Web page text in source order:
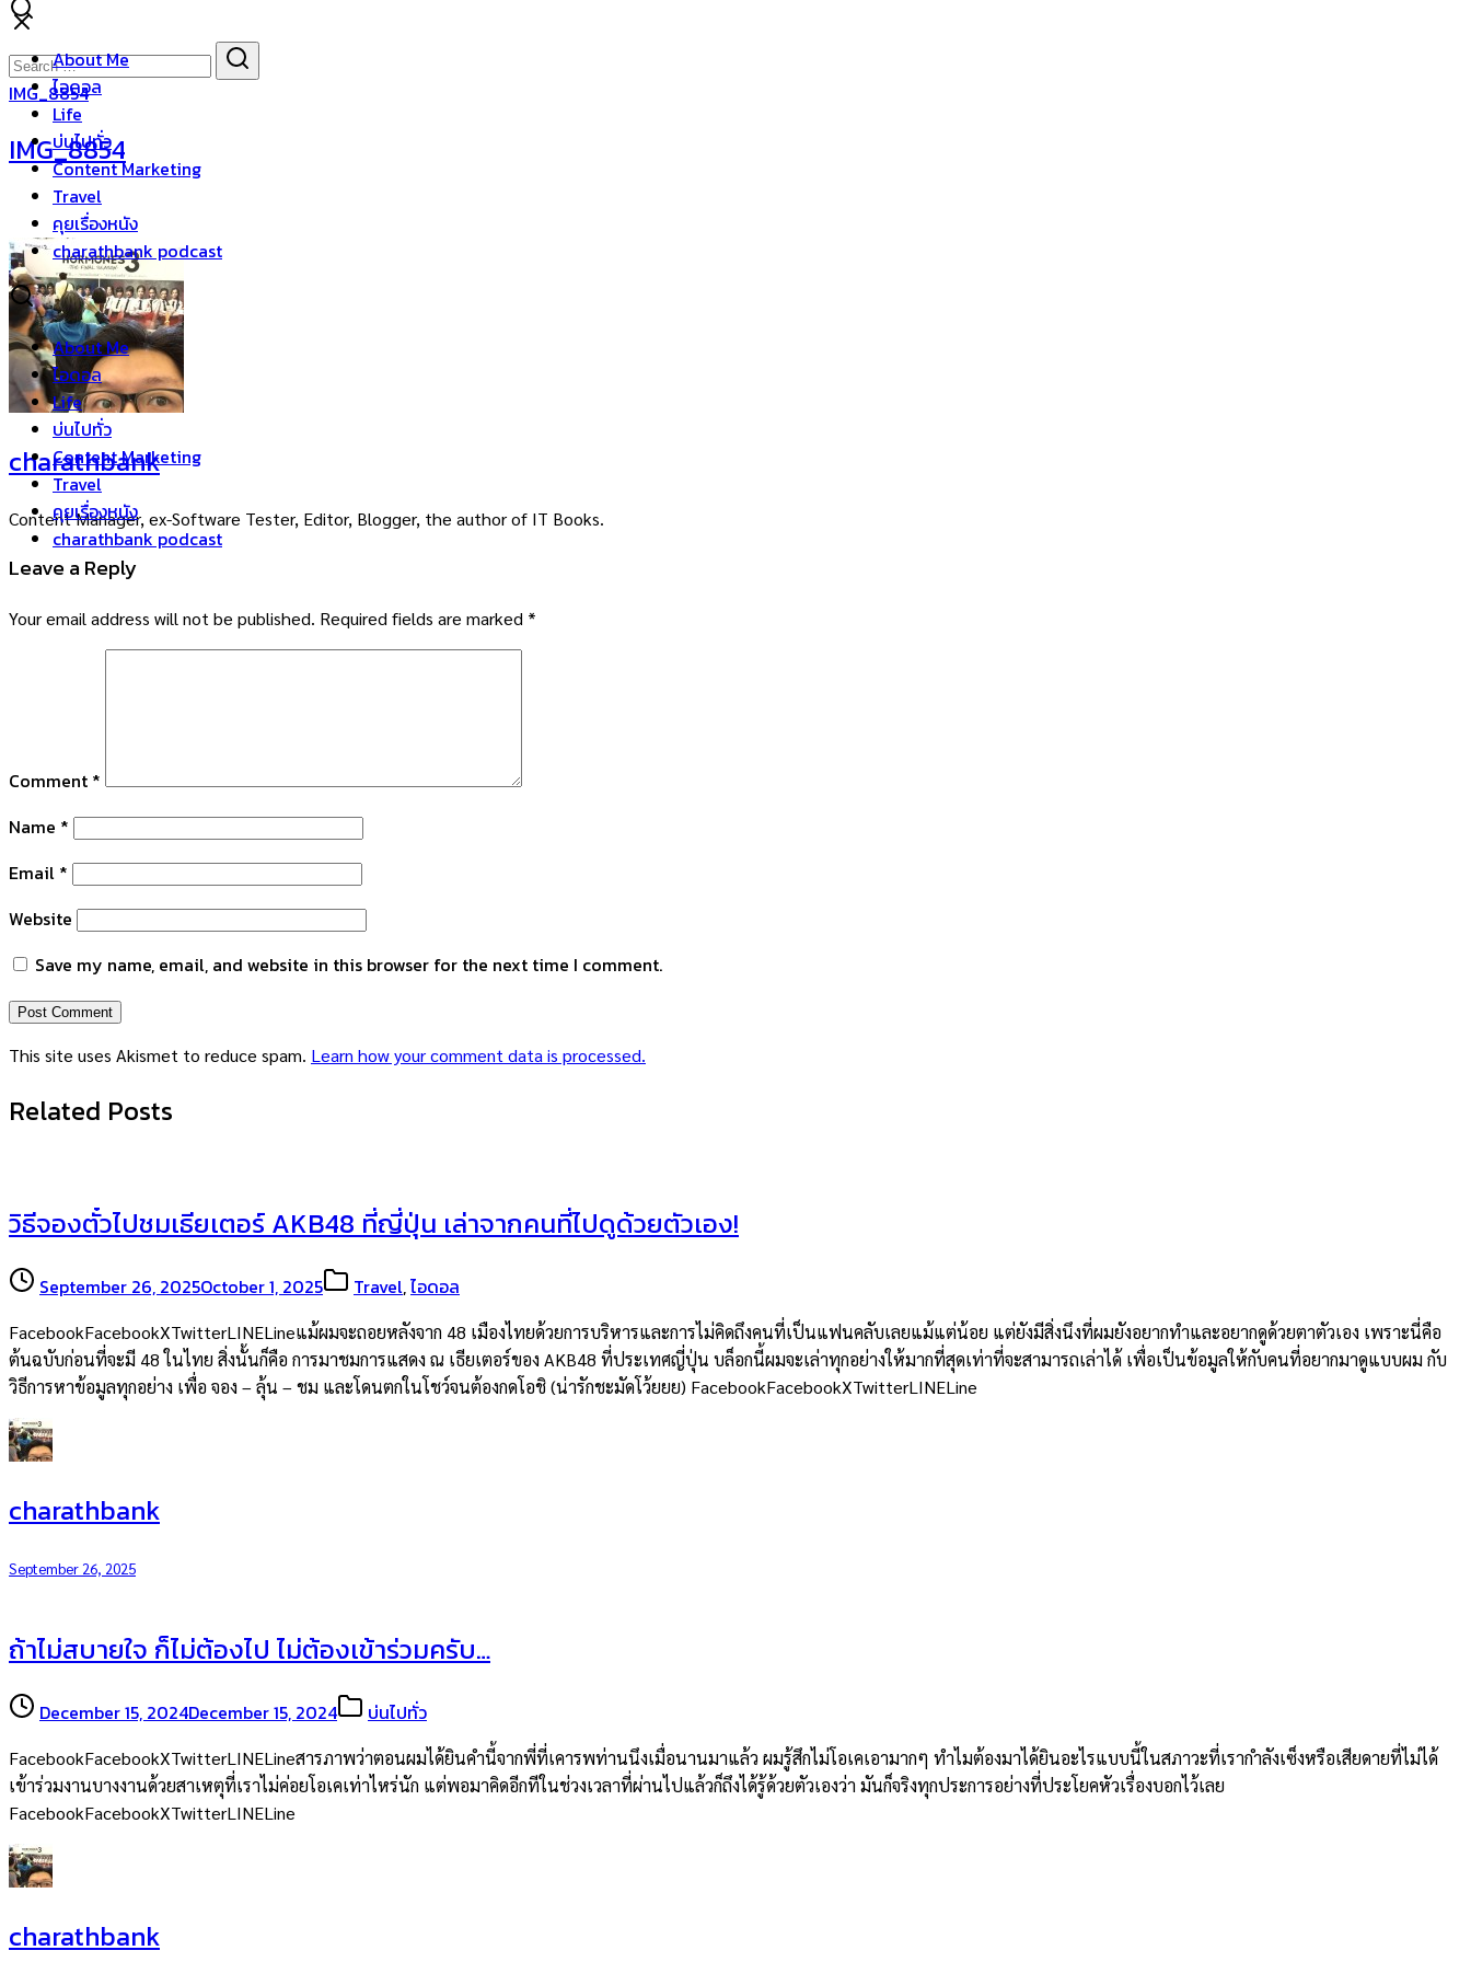
Skip
content
About Me
ไอดอล
Life
บ่นไปทั่ว
Content Marketing
Travel
คุยเรื่องหนัง
charathbank podcast
About Me
ไอดอล
Life
บ่นไปทั่ว
Content Marketing
Travel
คุยเรื่องหนัง
charathbank podcast
Search
for:
IMG_8854
IMG_8854
charathbank
Content Manager, ex-Software Tester, Editor, Blogger, the author of IT Books.
Leave a Reply
Your email address will not be published. Required fields are marked *
Comment *
Name *
Email *
Website
Save my name, email, and website in this browser for the next time I comment.
This site uses Akismet to reduce spam. Learn how your comment data is processed.
Related Posts
วิธีจองตั๋วไปชมเธียเตอร์ AKB48 ที่ญี่ปุ่น เล่าจากคนที่ไปดูด้วยตัวเอง!
September 26, 2025October 1, 2025 Travel,ไอดอล
FacebookFacebookXTwitterLINELineแม้ผมจะถอยหลังจาก 48 เมืองไทยด้วยการบริหารและการไม่คิดถึงคนที่เป็นแฟนคลับเลยแม้แต่น้อย แต่ยังมีสิ่งนึงที่ผมยังอยากทำและอยากดูด้วยตาตัวเอง เพราะนี่คือ
ต้นฉบับก่อนที่จะมี 48 ในไทย สิ่งนั้นก็คือ การมาชมการแสดง ณ เธียเตอร์ของ AKB48 ที่ประเทศญี่ปุ่น บล็อกนี้ผมจะเล่าทุกอย่างให้มากที่สุดเท่าที่จะสามารถเล่าได้ เพื่อเป็นข้อมูลให้กับคนที่อยากมาดูแบบผม กับ
วิธีการหาข้อมูลทุกอย่าง เพื่อ จอง – ลุ้น – ชม และโดนตกในโชว์จนต้องกดโอชิ (น่ารักชะมัดโว้ยยย) FacebookFacebookXTwitterLINELine
charathbank
September 26, 2025
ถ้าไม่สบายใจ ก็ไม่ต้องไป ไม่ต้องเข้าร่วมครับ…
December 15, 2024December 15, 2024 บ่นไปทั่ว
FacebookFacebookXTwitterLINELineสารภาพว่าตอนผมได้ยินคำนี้จากพี่ที่เคารพท่านนึงเมื่อนานมาแล้ว ผมรู้สึกไม่โอเคเอามากๆ ทำไมต้องมาได้ยินอะไรแบบนี้ในสภาวะที่เรากำลังเซ็งหรือเสียดายที่ไม่ได้
เข้าร่วมงานบางงานด้วยสาเหตุที่เราไม่ค่อยโอเคเท่าไหร่นัก แต่พอมาคิดอีกทีในช่วงเวลาที่ผ่านไปแล้วก็ถึงได้รู้ด้วยตัวเองว่า มันก็จริงทุกประการอย่างที่ประโยคหัวเรื่องบอกไว้เลย
FacebookFacebookXTwitterLINELine
charathbank